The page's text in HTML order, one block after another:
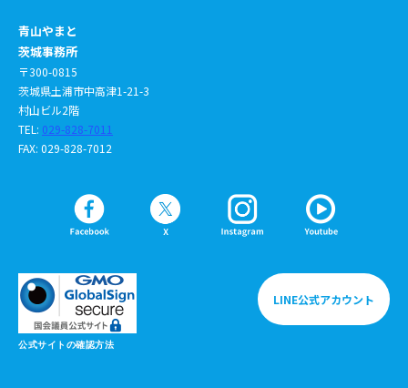
青山やまと
茨城事務所
〒300-0815
茨城県土浦市中高津1-21-3
村山ビル2階
TEL: 029-828-7011
FAX: 029-828-7012
公式サイトの確認方法
LINE公式アカウント